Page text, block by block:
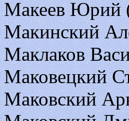
Макеев Юрий
Макинский
Маклаков
Маковецкий
Маковский